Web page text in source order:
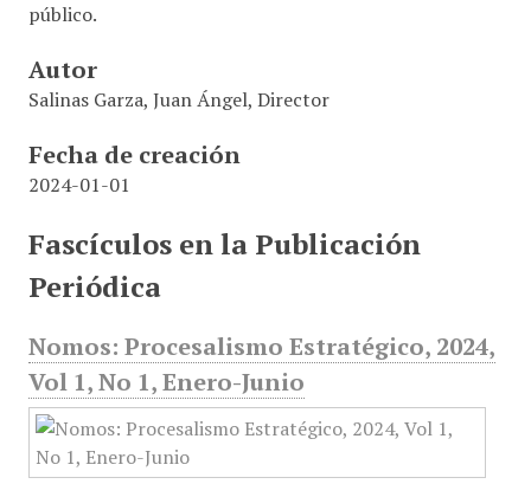
público.
Autor
Salinas Garza, Juan Ángel, Director
Fecha de creación
2024-01-01
Fascículos en la Publicación
Periódica
Nomos: Procesalismo Estratégico, 2024,
Vol 1, No 1, Enero-Junio